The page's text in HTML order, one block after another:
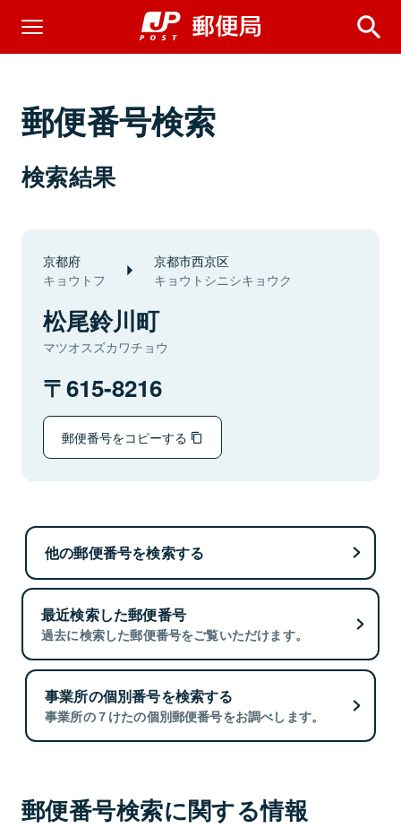
郵便番号検索
検索結果
京都府
キョウトフ
京都市西京区
キョウトシニシキョウク
松尾鈴川町
マツオスズカワチョウ
615-8216
郵便番号をコピーする
他の郵便番号を検索する
最近検索した郵便番号
過去に検索した郵便番号をご覧いただけます。
事業所の個別番号を検索する
事業所の７けたの個別郵便番号をお調べします。
郵便番号検索に関する情報